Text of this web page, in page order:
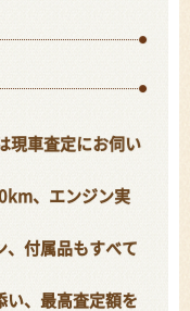
現車査定にお伺い
、エンジン実
、付属品もすべて
い、最高査定額を